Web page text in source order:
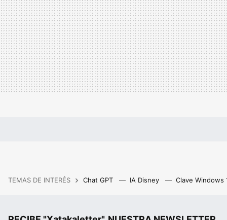
TEMAS DE INTERÉS Chat GPT IA Disney Clave Windows